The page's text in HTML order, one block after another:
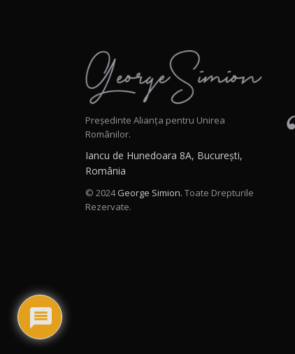
Președinte Alianța pentru Unirea
Românilor.
Iancu de Hunedoara 8A, București,
România
© 2024George Simion. Toate Drepturile
Rezervate.